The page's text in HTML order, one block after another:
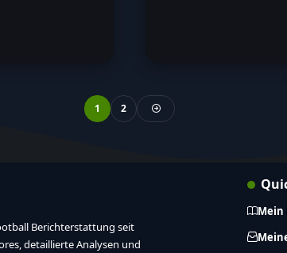
1 2
Berichterstattung seit
detaillierte Analysen und
Mein